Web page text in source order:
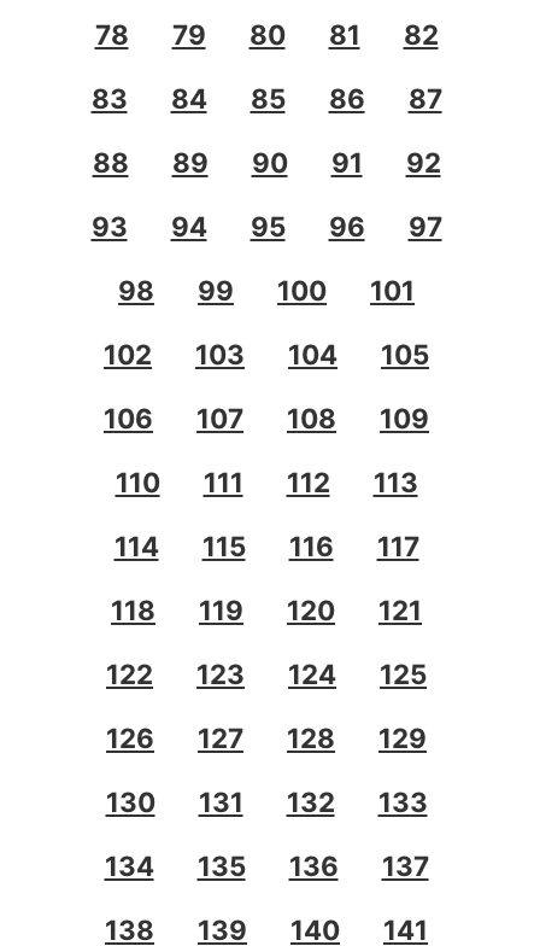
78
79 80 81
82
83
84 85 86
87
88
89 90 91
92
93
94 95 96
97
98
99 100
101
102
103 104
105
106
107 108
109
110
111 112
113
114
115 116
117
118
119 120
121
122
123 124
125
126
127 128
129
130
131 132
133
134
135 136
137
138
139 140 141